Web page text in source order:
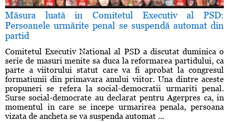
Măsura luată in Comitetul Executiv al PSD:
Persoanele urmărite penal se suspendă automat din
partid
Comitetul Executiv National al PSD a discutat duminica o
serie de masuri menite sa duca la reformarea partidului, ca
parte a viitorului statut care va fi aprobat la congresul
formatiunii din primavara anului viitor. Una dintre aceste
propuneri se refera la social-democratii urmariti penal.
Surse social-democrate au declarat pentru Agerpres ca, in
momentul in care se incepe urmarirea penala, persoana
vizata de ancheta se va suspenda automat ...